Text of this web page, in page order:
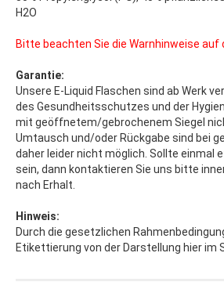
H2O
Bitte beachten Sie die Warnhinweise auf
Garantie:
Unsere E-Liquid Flaschen sind ab Werk
des Gesundheitsschutzes und der
mit geöffnetem/gebrochenem Siegel
Umtausch und/oder Rückgabe sind bei
daher leider nicht möglich. Sollte einmal
sein, dann kontaktieren Sie uns bitte
nach Erhalt.
Hinweis:
Durch die gesetzlichen
Etikettierung von der Darstellung hier im